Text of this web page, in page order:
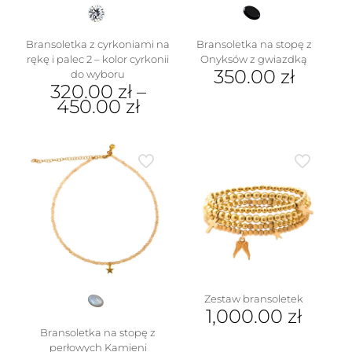
Bransoletka z cyrkoniami na
rękę i palec 2 – kolor cyrkonii
do wyboru
320.00 zł–
450.00 zł
produkt
ma
wariantów.
stronie
produktu
Bransoletka na stopę z
Onyksów z gwiazdką
350.00 zł
Bransoletka na stopę z
perłowych Kamieni
Zestaw bransoletek
1,000.00 zł